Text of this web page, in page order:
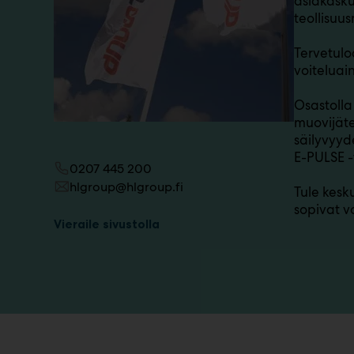
0207 445 200
hlgroup@hlgroup.fi
Vieraile sivustolla
E-
Tule
sopivat